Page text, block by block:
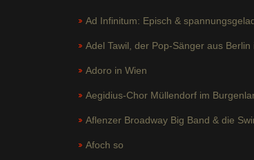
Ad Infinitum: Episch &
Adel Tawil, der Pop-Sänger aus Berlin
Adoro in Wien
Aegidius-Chor Müllendorf im
Aflenzer Broadway Big Band & die
Afoch so